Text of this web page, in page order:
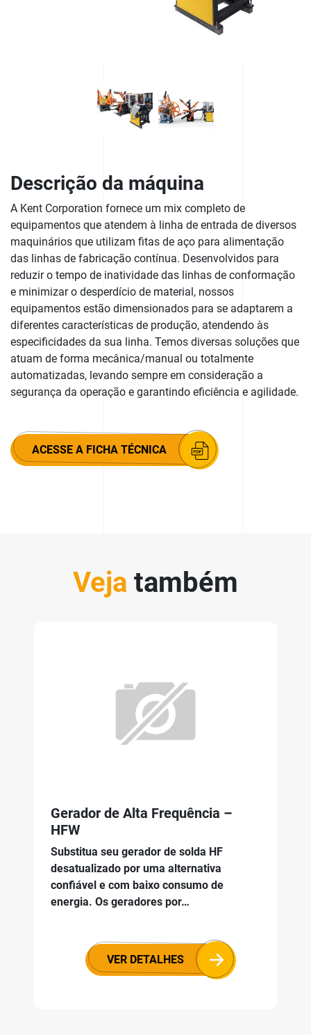
Descrição da máquina
A Kent Corporation fornece um mix completo de
equipamentos que atendem à linha de entrada de diversos
maquinários que utilizam fitas de aço para alimentação
das linhas de fabricação contínua. Desenvolvidos para
reduzir o tempo de inatividade das linhas de conformação
e minimizar o desperdício de material, nossos
equipamentos estão dimensionados para se adaptarem a
diferentes características de produção, atendendo às
especificidades da sua linha. Temos diversas soluções que
atuam de forma mecânica/manual ou totalmente
automatizadas, levando sempre em consideração a
segurança da operação e garantindo eficiência e agilidade.
ACESSE A FICHA TÉCNICA
Veja também
Gerador de Alta Frequência –
HFW
Substitua seu gerador de solda HF
desatualizado por uma alternativa
confiável e com baixo consumo de
energia. Os geradores por…
VER DETALHES